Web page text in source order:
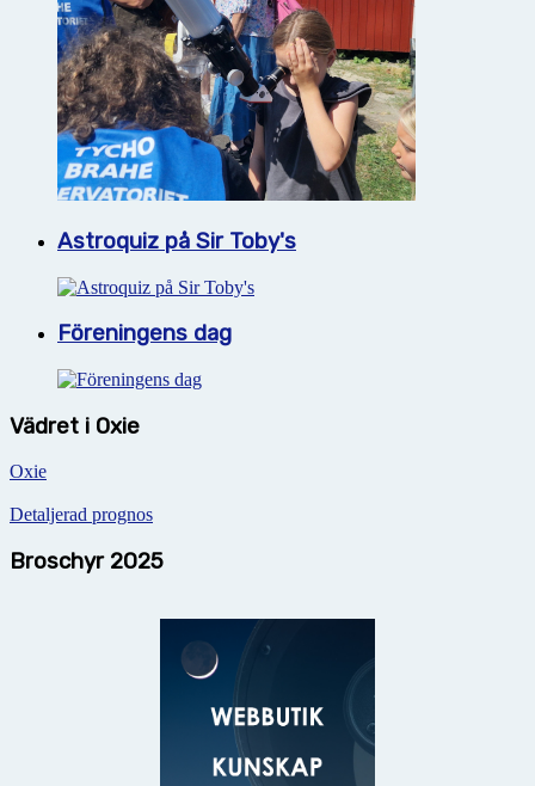
Astroquiz på Sir Toby's
Föreningens dag
Vädret i Oxie
Oxie
Detaljerad prognos
Broschyr 2025